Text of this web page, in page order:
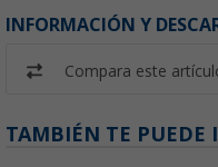
INFORMACIÓN Y
Compara este
TAMBIÉN TE PUEDE